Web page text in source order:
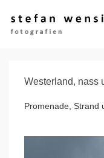
Westerland, nass
Promenade, Strand